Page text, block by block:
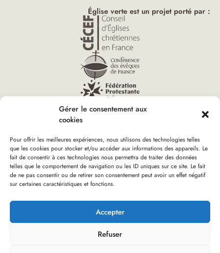
Gérer le consentement aux
cookies
Pour offrir les meilleures expériences, nous utilisons des technologies telles
que les cookies pour stocker et/ou accéder aux informations des appareils. Le
fait de consentir à ces technologies nous permettra de traiter des données
telles que le comportement de navigation ou les ID uniques sur ce site. Le fait
de ne pas consentir ou de retirer son consentement peut avoir un effet négatif
sur certaines caractéristiques et fonctions.
Accepter
Refuser
Église verte est un projet porté par :
Vous êtes ici :
Accueil»Église verte ‑ Congrégations apostoliques»
Démarrer la démarche
Mentions Légales
Réalisation : olivgraphic.com